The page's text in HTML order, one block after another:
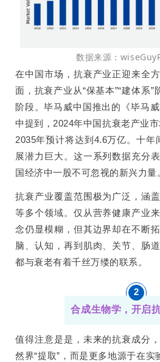
数据来源：
在中国市场，抗衰产业正迎来全
面，抗衰产业从“保基本”“建体系”
阶段。毕马威中国推出的《毕马
中提到，2024年中国抗衰老产业
2035年预计将达到4.6万亿。十
展潜力巨大。这一系列数据充分
国经济中一股不可忽视的新兴力量
抗衰产业覆盖范围极为广泛，涵
等多个领域。仅从营养健康产业
念仍显模糊，但其边界却在不断
脑、认知，再到肌肉、关节、肠
都与衰老有着千丝万缕的联系。
2
合成生物学，开启
值得注意是是，未来的抗衰成分
然界“提取”，而是更多地源于在实